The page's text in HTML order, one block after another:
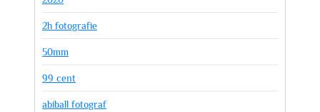
2h fotografie
50mm
99 cent
abiball fotograf